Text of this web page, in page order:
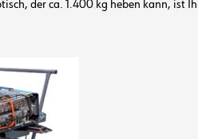
der ca. 1.400 kg heben kann, ist